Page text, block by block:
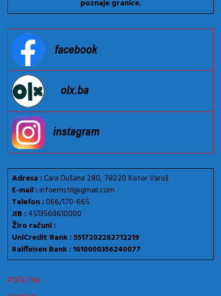
poznaje granice.
Adresa :Cara Dušana 280, 78220 Kotor Varoš
E-mail :infoemstil@gmail.com
Telefon :066/170-665
JIB :4513568610000
Žiro računi :
UniCredit Bank : 5517202262712219
Raiffeisen Bank : 1610000356240077
POČETNA